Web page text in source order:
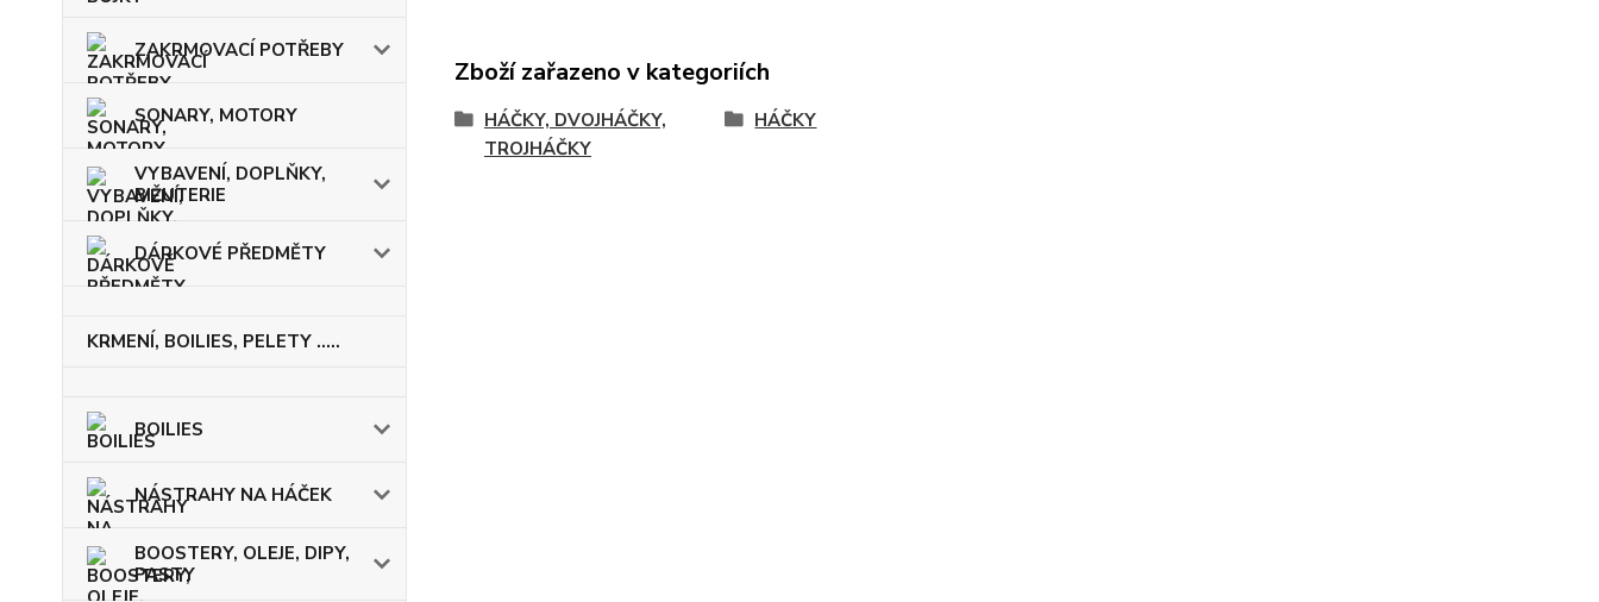
ZAKRMOVACÍ POTŘEBY
SONARY, MOTORY
VYBAVENÍ, DOPLŇKY,
BIŽUTERIE
DÁRKOVÉ PŘEDMĚTY
KRMENÍ, BOILIES, PELETY .....
BOILIES
NÁSTRAHY NA HÁČEK
BOOSTERY, OLEJE, DIPY,
PASTY
Zboží zařazeno v kategoriích
HÁČKY, DVOJHÁČKY,
TROJHÁČKY
HÁČKY